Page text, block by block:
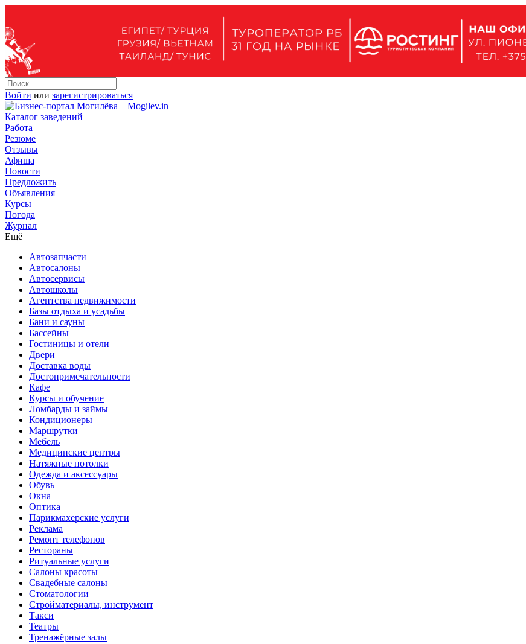
Войти или зарегистрироваться
Каталог заведений
Работа
Резюме
Отзывы
Афиша
Новости
Предложить
Объявления
Курсы
Погода
Журнал
Ещё
Автозапчасти
Автосалоны
Автосервисы
Автошколы
Агентства недвижимости
Базы отдыха и усадьбы
Бани и сауны
Бассейны
Гостиницы и отели
Двери
Доставка воды
Достопримечательности
Кафе
Курсы и обучение
Ломбарды и займы
Кондиционеры
Маршрутки
Мебель
Медицинские центры
Натяжные потолки
Одежда и аксессуары
Обувь
Окна
Оптика
Парикмахерские услуги
Реклама
Ремонт телефонов
Рестораны
Ритуальные услуги
Салоны красоты
Свадебные салоны
Стоматологии
Стройматериалы, инструмент
Такси
Театры
Тренажёрные залы